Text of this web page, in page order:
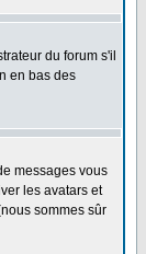
du forum s'il
en bas des
messages vous
les avatars et
sommes sûr